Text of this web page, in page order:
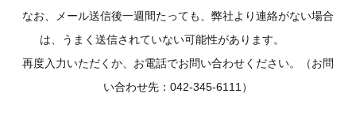
なお、メール送信後一週間たっても、弊社より連絡がない場合
は、うまく送信されていない可能性があります。
再度入力いただくか、お電話でお問い合わせください。（お問
い合わせ先：042-345-6111）